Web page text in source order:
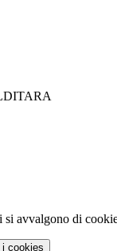
avvalgono di
i cookies